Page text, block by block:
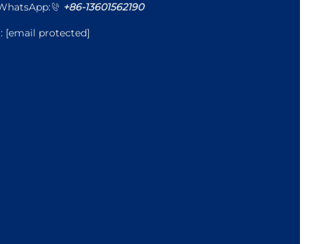
+86-13601562190
[email protected]